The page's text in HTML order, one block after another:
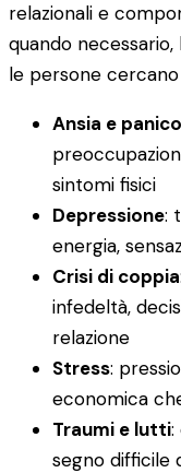
relazionali e
quando
le persone
Ansia e panico
sintomi fisici
Depressione:
energia,
Crisi di coppia
infedeltà,
relazione
Stress:
economica
Traumi e lutti:
segno difficile